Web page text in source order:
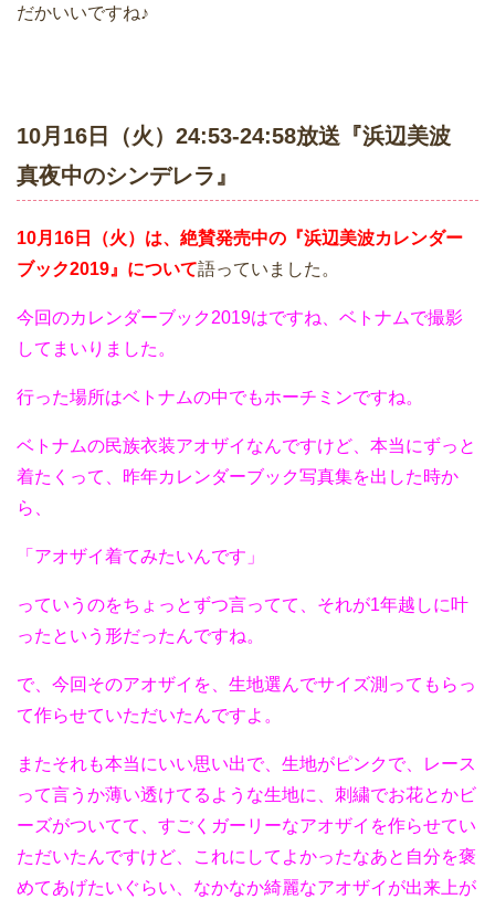
だかいいですね♪
10月16日（火）24:53-24:58放送『浜辺美波
真夜中のシンデレラ』
10月16日（火）は、絶賛発売中の『浜辺美波カレンダー
ブック2019』について語っていました。
今回のカレンダーブック2019はですね、ベトナムで撮影
してまいりました。
行った場所はベトナムの中でもホーチミンですね。
ベトナムの民族衣装アオザイなんですけど、本当にずっと
着たくって、昨年カレンダーブック写真集を出した時か
ら、
「アオザイ着てみたいんです」
っていうのをちょっとずつ言ってて、それが1年越しに叶
ったという形だったんですね。
で、今回そのアオザイを、生地選んでサイズ測ってもらっ
て作らせていただいたんですよ。
またそれも本当にいい思い出で、生地がピンクで、レース
って言うか薄い透けてるような生地に、刺繍でお花とかビ
ーズがついてて、すごくガーリーなアオザイを作らせてい
ただいたんですけど、これにしてよかったなあと自分を褒
めてあげたいぐらい、なかなか綺麗なアオザイが出来上が